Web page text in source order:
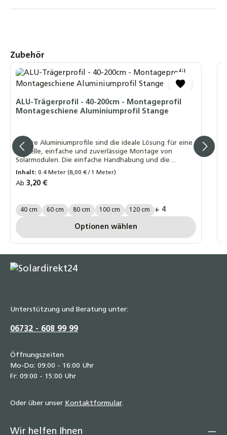
Produktgalerie überspringen
Zubehör
ALU-Trägerprofil - 40-200cm - Montageprofil
Montageschiene Aluminiumprofil Stange
Unsere Aluminiumprofile sind die ideale Lösung für eine
schnelle, einfache und zuverlässige Montage von
Solarmodulen. Die einfache Handhabung und die
schnelle Installation der Profile sparen wertvolle Zeit
und reduzieren Montagekosten erheblich
Inhalt:0.4 Meter(8,00 € / 1 Meter)
Regulärer Preis:
Ab 3,20 €
Länge Trägerprofil:
40 cm 60 cm 80 cm 100 cm 120 cm + 4
Optionen wählen
Unterstützung und Beratung unter:
06732 - 608 99 99
Öffnungszeiten
Mo-Do: 09:00 - 16:00 Uhr
Fr: 09:00 - 15:00 Uhr
Oder über unser Kontaktformular.
Wir helfen Ihnen